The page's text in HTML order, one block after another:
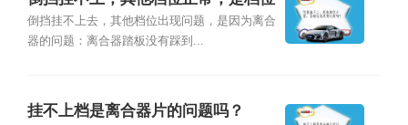
总成有问题吗？
倒挡挂不上去，其他档位出现问题，是因为离合
器的问题：离合器踏板没有踩到...
挂不上档是离合器片的问题吗？